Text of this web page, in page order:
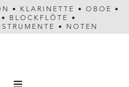
• KLARINETTE • OBOE
•
• BLOCKFLÖTE
•
• NOTEN